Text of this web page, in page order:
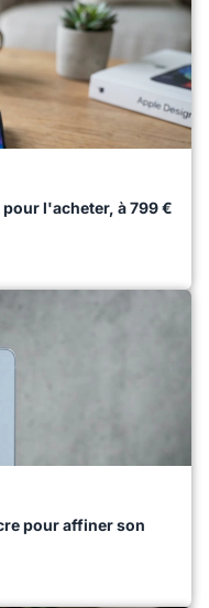
l'acheter, à 799 €
pour affiner son